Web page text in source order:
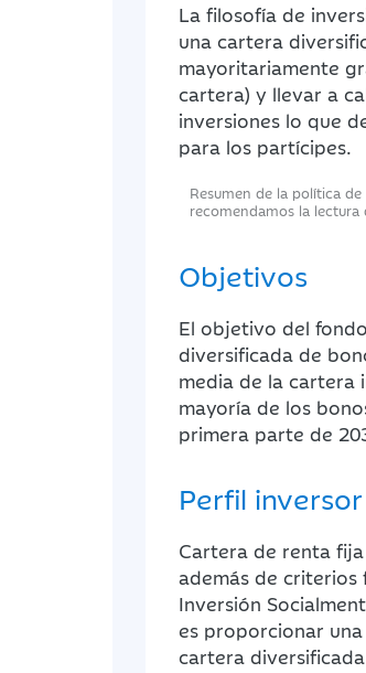
La filosofía de
una cartera
mayoritariamente
cartera) y llevar a
inversiones lo que
para los partícipes.
Resumen de la política
recomendamos la lectura
Objetivos
El objetivo del
diversificada de
media de la cartera
mayoría de los
primera parte de
Perfil inversor
Cartera de renta
además de criterios
Inversión
es proporcionar
cartera